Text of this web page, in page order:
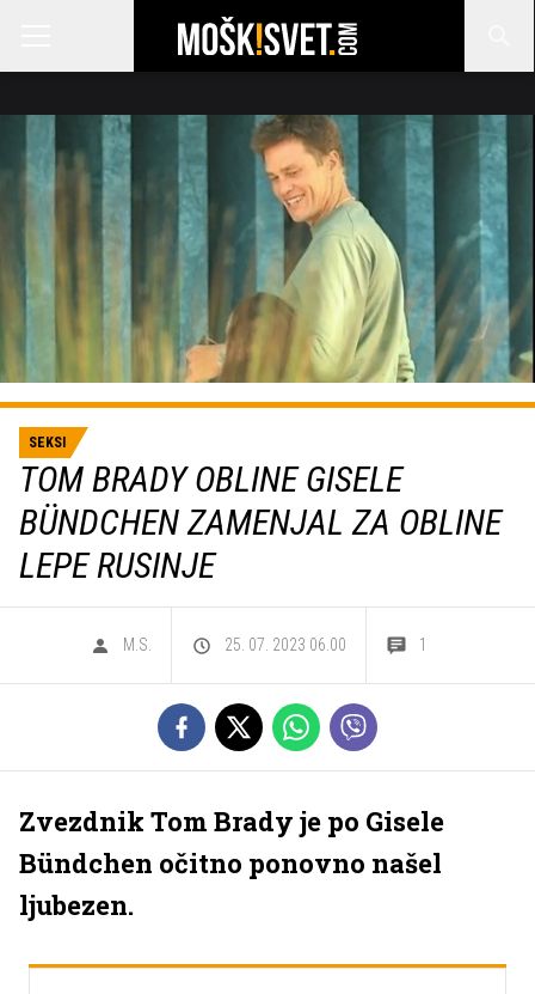
SEKSI
TOM BRADY OBLINE GISELE
BÜNDCHEN ZAMENJAL ZA OBLINE
LEPE RUSINJE
M.S. 25. 07. 2023 06.00 1
Zvezdnik Tom Brady je po Gisele
Bündchen očitno ponovno našel
ljubezen.